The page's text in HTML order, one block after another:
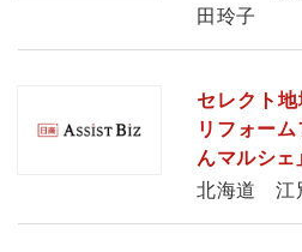
田玲子
セレクト
リフォーム
んマルシェ」
北海道 江